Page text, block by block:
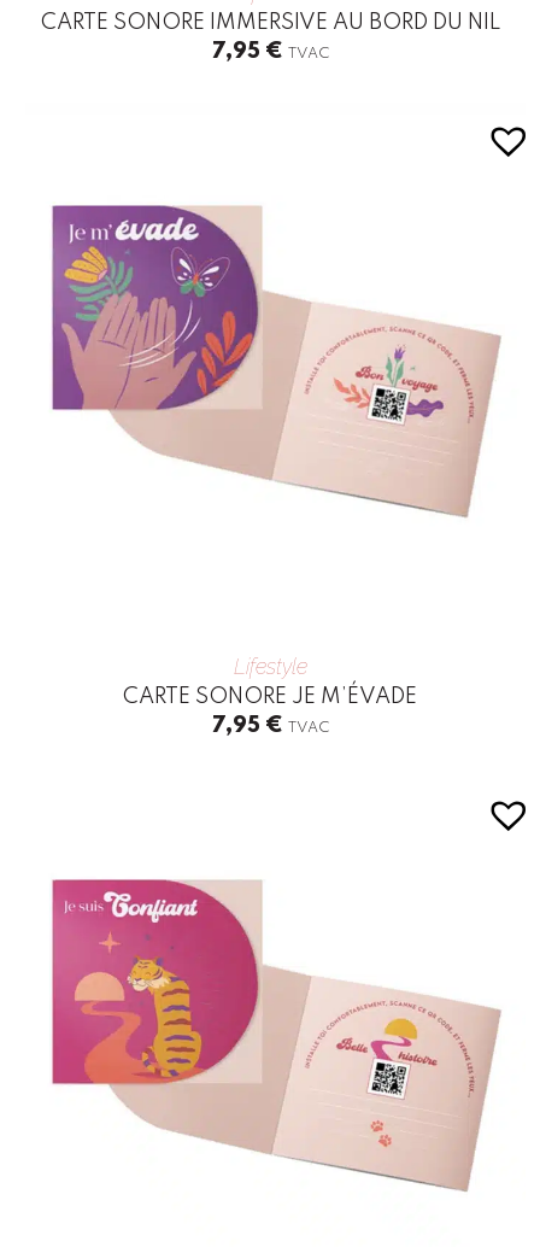
CARTE SONORE IMMERSIVE AU BORD DU NIL
7,95 € TVAC
Lifestyle
CARTE SONORE JE M’ÉVADE
7,95 € TVAC